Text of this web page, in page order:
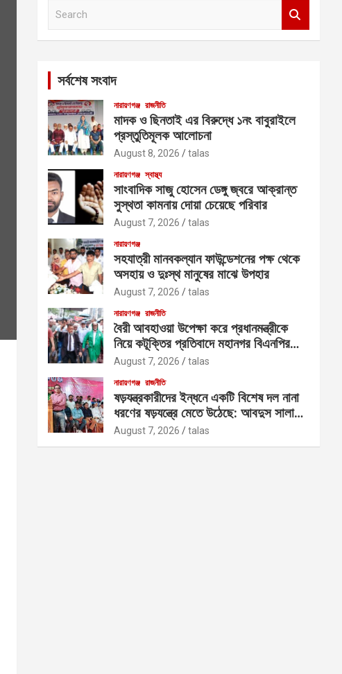
সর্বশেষ সংবাদ
নারায়ণগঞ্জ রাজনীতি
মাদক ও ছিনতাই এর বিরুদ্ধে ১নং বাবুরাইলে
প্রস্তুতিমূলক আলোচনা
August 8, 2026 talas
নারায়ণগঞ্জ স্বাস্থ্য
সাংবাদিক সাজু হোসেন ডেঙ্গু জ্বরে আক্রান্ত
সুস্থতা কামনায় দোয়া চেয়েছে পরিবার
August 7, 2026 talas
নারায়ণগঞ্জ
সহযাত্রী মানবকল্যান ফাউন্ডেশনের পক্ষ থেকে
অসহায় ও দুঃস্থ মানুষের মাঝে উপহার
August 7, 2026 talas
নারায়ণগঞ্জ রাজনীতি
বৈরী আবহাওয়া উপেক্ষা করে প্রধানমন্ত্রীকে
নিয়ে কটূক্তির প্রতিবাদে মহানগর বিএনপির
বিক্ষোভ
August 7, 2026 talas
নারায়ণগঞ্জ রাজনীতি
ষড়যন্ত্রকারীদের ইন্ধনে একটি বিশেষ দল নানা
ধরণের ষড়যন্ত্রে মেতে উঠেছে: আবদুস সালাম
আজাদ
August 7, 2026 talas